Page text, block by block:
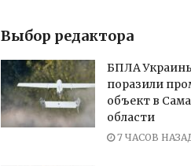
Выбор редактора
БПЛА
поразили
объект в
области
7 ЧАСОВ